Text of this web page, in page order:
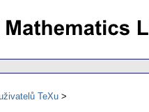
TeXu